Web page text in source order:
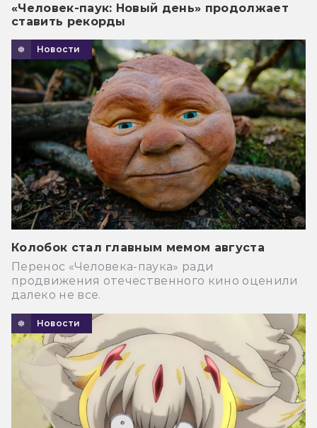
«Человек-паук: Новый день» продолжает
ставить рекорды
Новости
Колобок стал главным мемом августа
Перенос «Человека-паука» ради
продвижения отечественного кино оценили
далеко не все.
Новости